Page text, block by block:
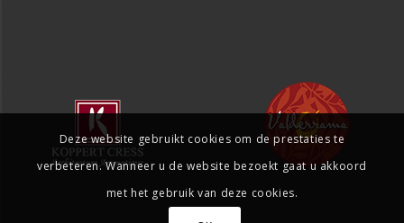
Deze website gebruikt cookies om de prestaties te
verbeteren. Wanneer u de website bezoekt gaat u akkoord
met het gebruik van deze cookies.